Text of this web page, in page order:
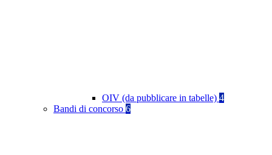
OIV (da pubblicare in tabelle) 4
Bandi di concorso 6